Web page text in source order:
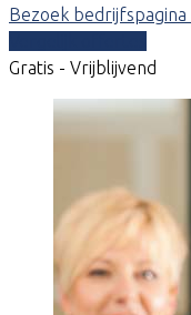
Bezoek bedrijfspagina
Gratis - Vrijblijvend